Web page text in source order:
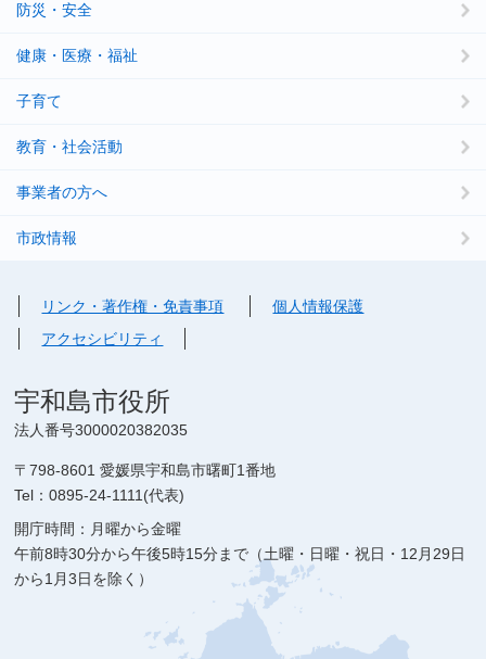
防災・安全
健康・医療・福祉
子育て
教育・社会活動
事業者の方へ
市政情報
リンク・著作権・免責事項
個人情報保護
アクセシビリティ
宇和島市役所
法人番号3000020382035
〒798-8601 愛媛県宇和島市曙町1番地
Tel：0895-24-1111(代表)
開庁時間：月曜から金曜
午前8時30分から午後5時15分まで（土曜・日曜・祝日・12月29日
から1月3日を除く）